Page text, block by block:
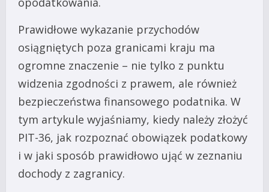
Prawidłowe wykazanie przychodów
osiągniętych poza granicami kraju ma
ogromne znaczenie – nie tylko z punktu
widzenia zgodności z prawem, ale również
bezpieczeństwa finansowego podatnika. W
tym artykule wyjaśniamy, kiedy należy złożyć
PIT-36, jak rozpoznać obowiązek podatkowy
i w jaki sposób prawidłowo ująć w zeznaniu
dochody z zagranicy.